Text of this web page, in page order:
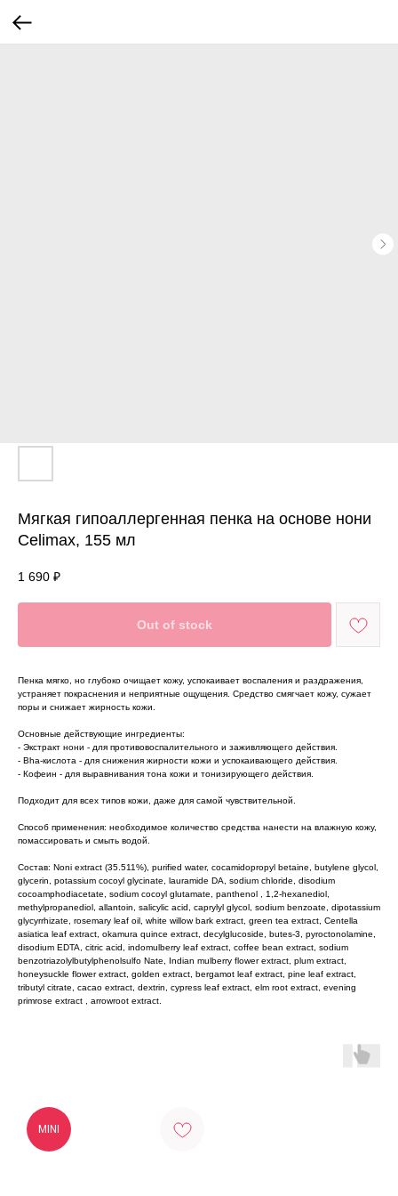
Мягкая гипоаллергенная пенка на основе нони
Celimax, 155 мл
1 690 ₽
Out of stock
Пенка мягко, но глубоко очищает кожу, успокаивает воспаления и раздражения,
устраняет покраснения и неприятные ощущения. Средство смягчает кожу, сужает
поры и снижает жирность кожи.
Основные действующие ингредиенты:
- Экстракт нони - для противовоспалительного и заживляющего действия.
- Bha-кислота - для снижения жирности кожи и успокаивающего действия.
- Кофеин - для выравнивания тона кожи и тонизирующего действия.
Подходит для всех типов кожи, даже для самой чувствительной.
Способ применения: необходимое количество средства нанести на влажную кожу,
помассировать и смыть водой.
Состав: Noni extract (35.511%), purified water, cocamidopropyl betaine, butylene glycol,
glycerin, potassium cocoyl glycinate, lauramide DA, sodium chloride, disodium
cocoamphodiacetate, sodium cocoyl glutamate, panthenol , 1,2-hexanediol,
methylpropanediol, allantoin, salicylic acid, caprylyl glycol, sodium benzoate, dipotassium
glycyrrhizate, rosemary leaf oil, white willow bark extract, green tea extract, Centella
asiatica leaf extract, okamura quince extract, decylglucoside, butes-3, pyroctonolamine,
disodium EDTA, citric acid, indomulberry leaf extract, coffee bean extract, sodium
benzotriazolylbutylphenolsulfo Nate, Indian mulberry flower extract, plum extract,
honeysuckle flower extract, golden extract, bergamot leaf extract, pine leaf extract,
tributyl citrate, cacao extract, dextrin, cypress leaf extract, elm root extract, evening
primrose extract , arrowroot extract.
MINI